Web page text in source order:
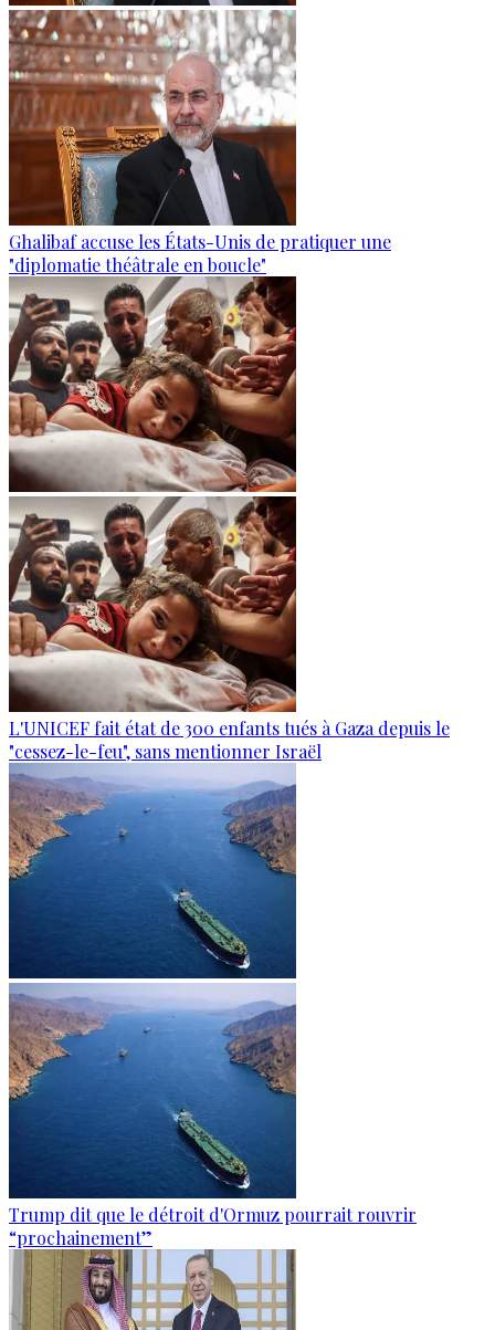
Ghalibaf accuse les États-Unis de pratiquer une
"diplomatie théâtrale en boucle"
L'UNICEF fait état de 300 enfants tués à Gaza depuis le
"cessez-le-feu", sans mentionner Israël
Trump dit que le détroit d'Ormuz pourrait rouvrir
“prochainement”